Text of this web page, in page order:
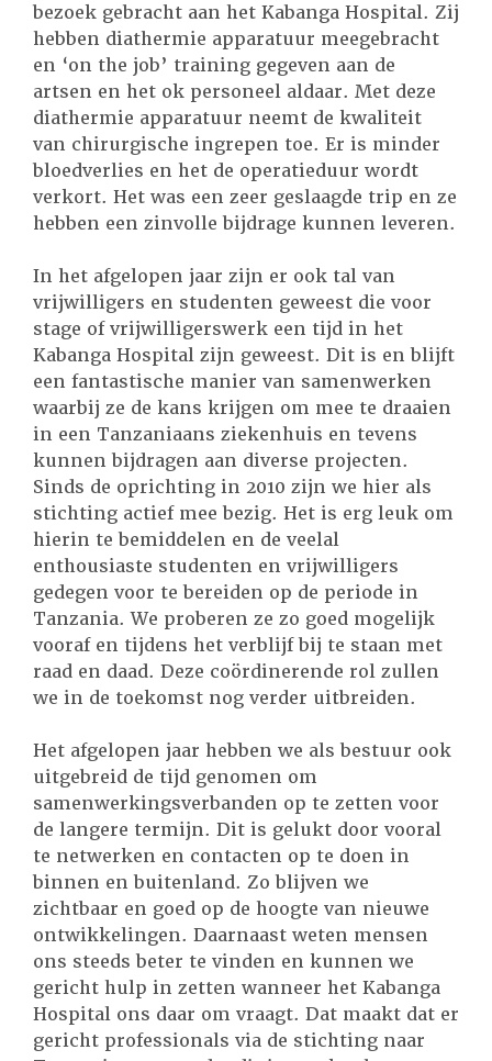
bezoek gebracht aan het Kabanga Hospital. Zij
hebben diathermie apparatuur meegebracht
en ‘on the job’ training gegeven aan de
artsen en het ok personeel aldaar. Met deze
diathermie apparatuur neemt de kwaliteit
van chirurgische ingrepen toe. Er is minder
bloedverlies en het de operatieduur wordt
verkort. Het was een zeer geslaagde trip en ze
hebben een zinvolle bijdrage kunnen leveren.
In het afgelopen jaar zijn er ook tal van
vrijwilligers en studenten geweest die voor
stage of vrijwilligerswerk een tijd in het
Kabanga Hospital zijn geweest. Dit is en blijft
een fantastische manier van samenwerken
waarbij ze de kans krijgen om mee te draaien
in een Tanzaniaans ziekenhuis en tevens
kunnen bijdragen aan diverse projecten.
Sinds de oprichting in 2010 zijn we hier als
stichting actief mee bezig. Het is erg leuk om
hierin te bemiddelen en de veelal
enthousiaste studenten en vrijwilligers
gedegen voor te bereiden op de periode in
Tanzania. We proberen ze zo goed mogelijk
vooraf en tijdens het verblijf bij te staan met
raad en daad. Deze coördinerende rol zullen
we in de toekomst nog verder uitbreiden.
Het afgelopen jaar hebben we als bestuur ook
uitgebreid de tijd genomen om
samenwerkingsverbanden op te zetten voor
de langere termijn. Dit is gelukt door vooral
te netwerken en contacten op te doen in
binnen en buitenland. Zo blijven we
zichtbaar en goed op de hoogte van nieuwe
ontwikkelingen. Daarnaast weten mensen
ons steeds beter te vinden en kunnen we
gericht hulp in zetten wanneer het Kabanga
Hospital ons daar om vraagt. Dat maakt dat er
gericht professionals via de stichting naar